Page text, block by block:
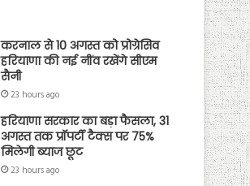
करनाल से 10 अगस्त को प्रोग्रेसिव
हरियाणा की नई नींव रखेंगे सीएम
सैनी
23 hours ago
हरियाणा सरकार का बड़ा फैसला, 31
अगस्त तक प्रॉपर्टी टैक्स पर 75%
मिलेगी ब्याज छूट
23 hours ago